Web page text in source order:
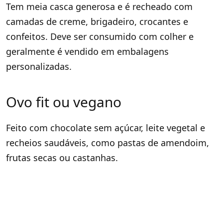
Tem meia casca generosa e é recheado com
camadas de creme, brigadeiro, crocantes e
confeitos. Deve ser consumido com colher e
geralmente é vendido em embalagens
personalizadas.
Ovo fit ou vegano
Feito com chocolate sem açúcar, leite vegetal e
recheios saudáveis, como pastas de amendoim,
frutas secas ou castanhas.